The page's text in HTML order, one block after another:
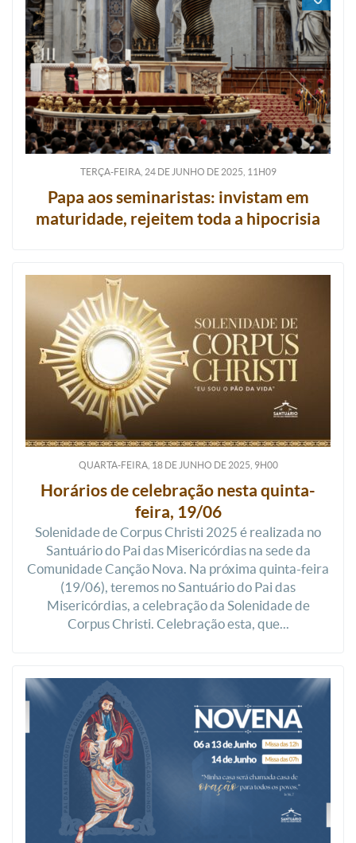
TERÇA-FEIRA, 24DEJUNHO DE2025, 11H09
Papa aos seminaristas: invistam em
maturidade, rejeitem toda a hipocrisia
QUARTA-FEIRA, 18DEJUNHO DE2025, 9H00
Horários de celebração nesta quinta-
feira, 19/06
Solenidade de Corpus Christi 2025 é realizada no
Santuário do Pai das Misericórdias na sede da
Comunidade Canção Nova. Na próxima quinta-feira
(19/06), teremos no Santuário do Pai das
Misericórdias, a celebração da Solenidade de
Corpus Christi. Celebração esta, que...